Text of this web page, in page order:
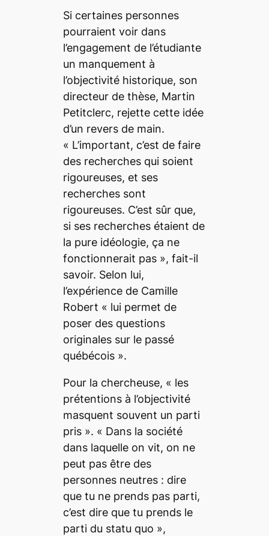
Si certaines personnes
pourraient voir dans
l’engagement de l’étudiante
un manquement à
l’objectivité historique, son
directeur de thèse, Martin
Petitclerc, rejette cette idée
d’un revers de main.
« L’important, c’est de faire
des recherches qui soient
rigoureuses, et ses
recherches sont
rigoureuses. C’est sûr que,
si ses recherches étaient de
la pure idéologie, ça ne
fonctionnerait pas », fait-il
savoir. Selon lui,
l’expérience de Camille
Robert « lui permet de
poser des questions
originales sur le passé
québécois ».
Pour la chercheuse, « les
prétentions à l’objectivité
masquent souvent un parti
pris ». « Dans la société
dans laquelle on vit, on ne
peut pas être des
personnes neutres : dire
que tu ne prends pas parti,
c’est dire que tu prends le
parti du statu quo »,